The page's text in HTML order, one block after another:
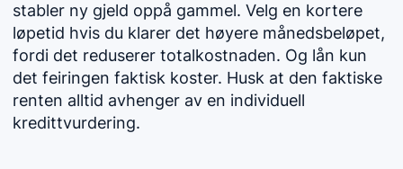
stabler ny gjeld oppå gammel. Velg en kortere
løpetid hvis du klarer det høyere månedsbeløpet,
fordi det reduserer totalkostnaden. Og lån kun
det feiringen faktisk koster. Husk at den faktiske
renten alltid avhenger av en individuell
kredittvurdering.